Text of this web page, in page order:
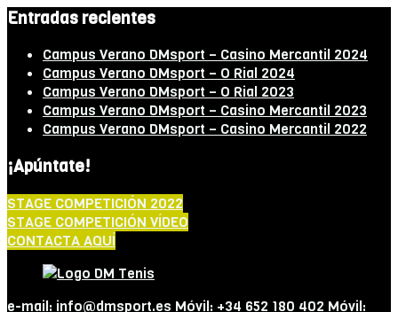
Entradas recientes
Campus Verano DMsport – Casino Mercantil 2024
Campus Verano DMsport – O Rial 2024
Campus Verano DMsport – O Rial 2023
Campus Verano DMsport – Casino Mercantil 2023
Campus Verano DMsport – Casino Mercantil 2022
¡Apúntate!
STAGE COMPETICIÓN 2022
STAGE COMPETICIÓN VÍDEO
CONTACTA AQUÍ
e-mail: info@dmsport.es Móvil: +34 652 180 402 Móvil: